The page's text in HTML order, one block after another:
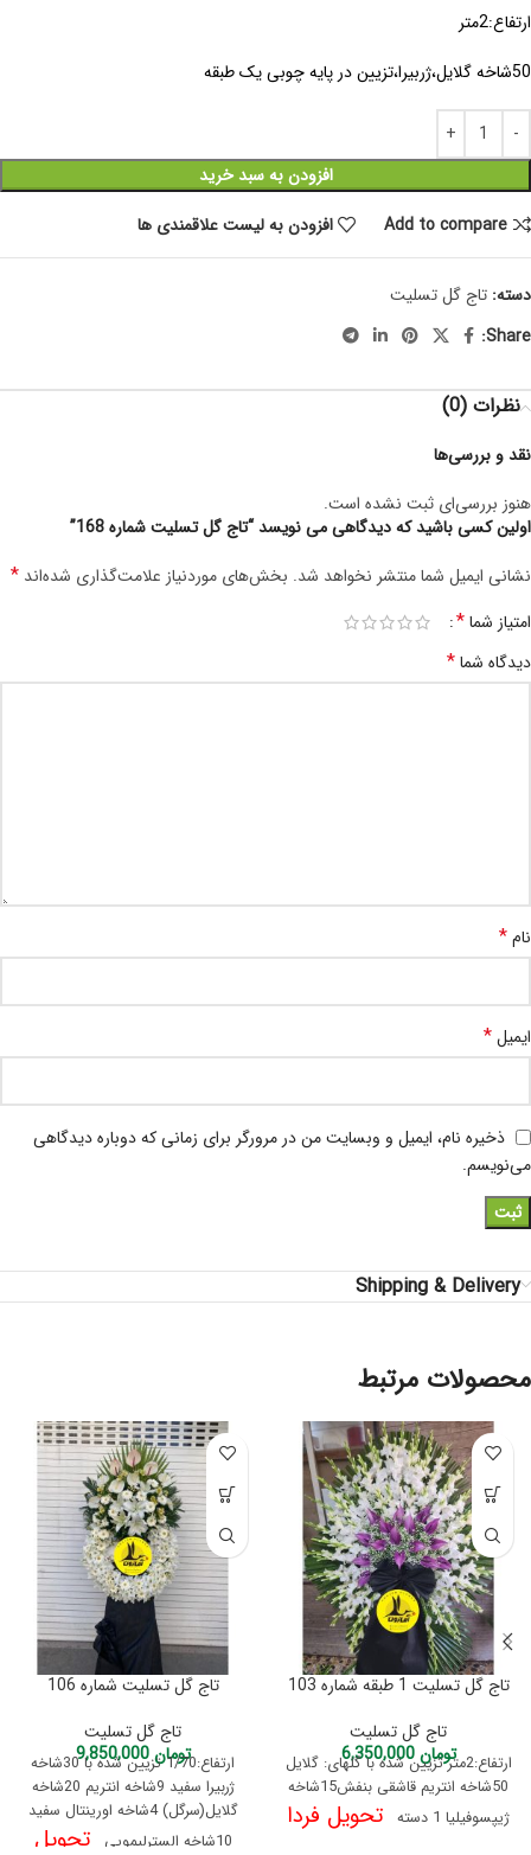
ارتفاع:2متر
50شاخه گلایل،ژربیرا،تزیین در پایه چوبی یک طبقه
افزودن به سبد خرید
Add to compare
افزودن به لیست علاقمندی ها
دسته: تاج گل تسلیت
Share:
نظرات (0)
نقد و بررسی‌ها
هنوز بررسی‌ای ثبت نشده است.
اولین کسی باشید که دیدگاهی می نویسد “تاج گل تسلیت شماره 168”
نشانی ایمیل شما منتشر نخواهد شد. بخش‌های موردنیاز علامت‌گذاری شده‌اند *
امتیاز شما*
دیدگاه شما*
نام*
ایمیل*
ذخیره نام، ایمیل و وبسایت من در مرورگر برای زمانی که دوباره دیدگاهی
می‌نویسم.
Shipping & Delivery
محصولات مرتبط
تاج گل تسلیت 1 طبقه شماره 103
تاج گل تسلیت
تومان6,350,000
ارتفاع:2متر تزیین شده با گلهای: گلایل
50شاخه انتریم قاشقی بنفش15شاخه
ژیپسوفیلیا 1 دسته
تحویل فردا
تاج گل تسلیت شماره 106
تاج گل تسلیت
تومان9,850,000
ارتفاع:1/70 تزیین شده با 30شاخه
ژربیرا سفید 9شاخه انتریم 20شاخه
گلایل(سرگل) 4شاخه اورینتال سفید
10شاخه السترلیمویی
تحویل